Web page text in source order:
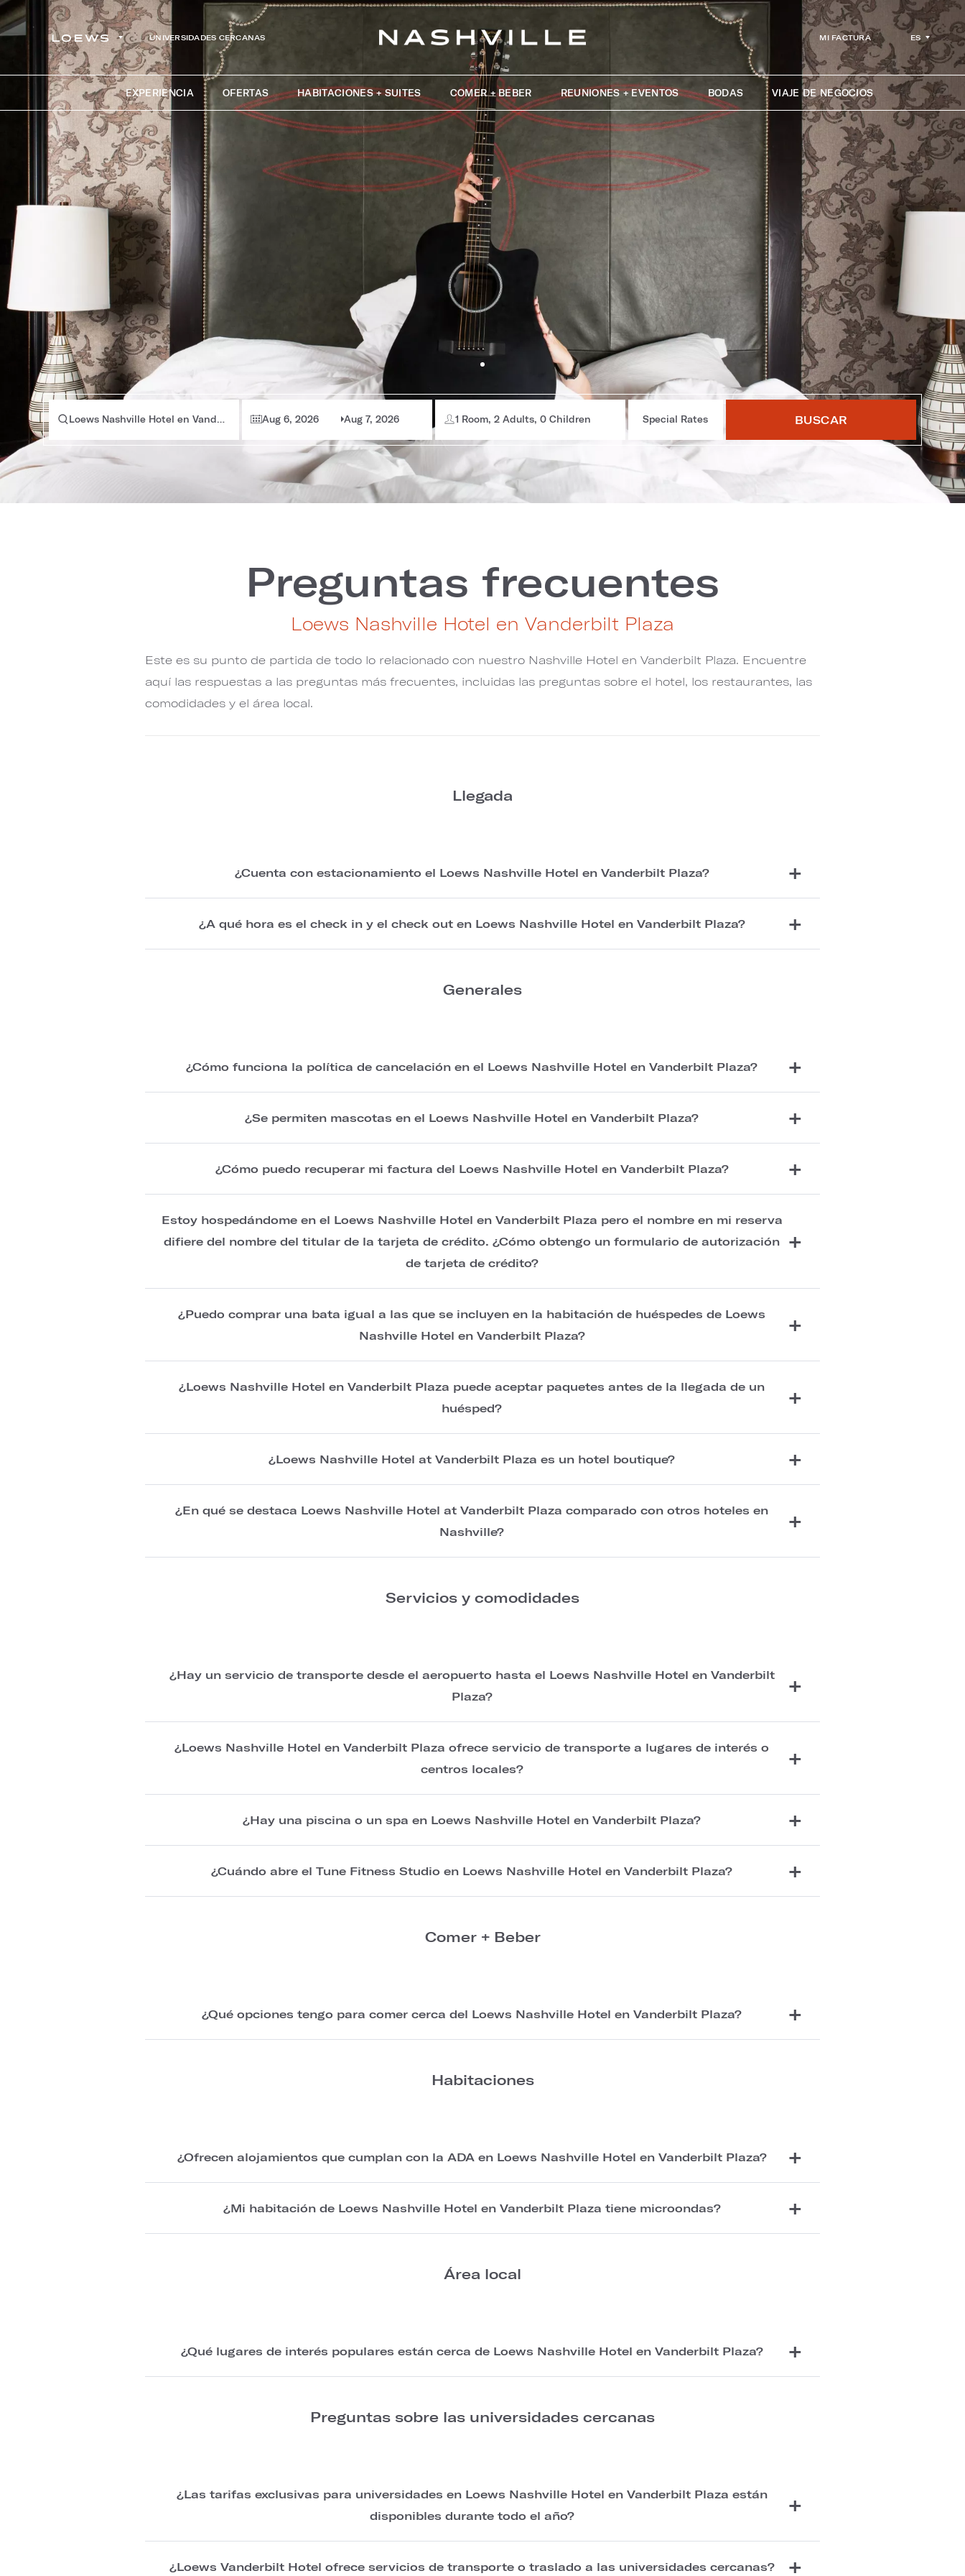
UNIVERSIDADES CERCANAS MI FACTURA ES
EXPERIENCIA OFERTAS HABITACIONES + SUITES COMER + BEBER REUNIONES + EVENTOS BODAS VIAJE DE NEGOCIOS
Loews Nashville Hotel en Vanderbilt Plaza Aug 6, 2026 Aug 7, 2026 1 Room, 2 Adults, 0 Children Special Rates BUSCAR
Preguntas frecuentes
Loews Nashville Hotel en Vanderbilt Plaza
Este es su punto de partida de todo lo relacionado con nuestro Nashville Hotel en Vanderbilt Plaza. Encuentre
aquí las respuestas a las preguntas más frecuentes, incluidas las preguntas sobre el hotel, los restaurantes, las
comodidades y el área local.
Llegada
¿Cuenta con estacionamiento el Loews Nashville Hotel en Vanderbilt Plaza?
¿A qué hora es el check in y el check out en Loews Nashville Hotel en Vanderbilt Plaza?
Generales
¿Cómo funciona la política de cancelación en el Loews Nashville Hotel en Vanderbilt Plaza?
¿Se permiten mascotas en el Loews Nashville Hotel en Vanderbilt Plaza?
¿Cómo puedo recuperar mi factura del Loews Nashville Hotel en Vanderbilt Plaza?
Estoy hospedándome en el Loews Nashville Hotel en Vanderbilt Plaza pero el nombre en mi reserva
difiere del nombre del titular de la tarjeta de crédito. ¿Cómo obtengo un formulario de autorización
de tarjeta de crédito?
¿Puedo comprar una bata igual a las que se incluyen en la habitación de huéspedes de Loews
Nashville Hotel en Vanderbilt Plaza?
¿Loews Nashville Hotel en Vanderbilt Plaza puede aceptar paquetes antes de la llegada de un
huésped?
¿Loews Nashville Hotel at Vanderbilt Plaza es un hotel boutique?
¿En qué se destaca Loews Nashville Hotel at Vanderbilt Plaza comparado con otros hoteles en
Nashville?
Servicios y comodidades
¿Hay un servicio de transporte desde el aeropuerto hasta el Loews Nashville Hotel en Vanderbilt
Plaza?
¿Loews Nashville Hotel en Vanderbilt Plaza ofrece servicio de transporte a lugares de interés o
centros locales?
¿Hay una piscina o un spa en Loews Nashville Hotel en Vanderbilt Plaza?
¿Cuándo abre el Tune Fitness Studio en Loews Nashville Hotel en Vanderbilt Plaza?
Comer + Beber
¿Qué opciones tengo para comer cerca del Loews Nashville Hotel en Vanderbilt Plaza?
Habitaciones
¿Ofrecen alojamientos que cumplan con la ADA en Loews Nashville Hotel en Vanderbilt Plaza?
¿Mi habitación de Loews Nashville Hotel en Vanderbilt Plaza tiene microondas?
Área local
¿Qué lugares de interés populares están cerca de Loews Nashville Hotel en Vanderbilt Plaza?
Preguntas sobre las universidades cercanas
¿Las tarifas exclusivas para universidades en Loews Nashville Hotel en Vanderbilt Plaza están
disponibles durante todo el año?
¿Loews Vanderbilt Hotel ofrece servicios de transporte o traslado a las universidades cercanas?